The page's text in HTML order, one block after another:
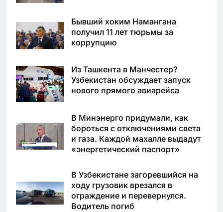
Бывший хоким Намангана
получил 11 лет тюрьмы за
коррупцию
Из Ташкента в Манчестер?
Узбекистан обсуждает запуск
нового прямого авиарейса
В Минэнерго придумали, как
бороться с отключениями света
и газа. Каждой махалле выдадут
«энергетический паспорт»
В Узбекистане загоревшийся на
ходу грузовик врезался в
ограждение и перевернулся.
Водитель погиб